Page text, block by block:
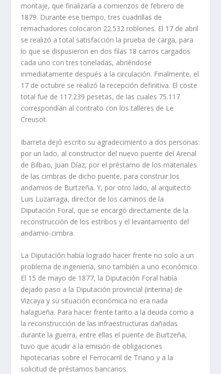
montaje, que finalizaría a comienzos de febrero de
1879. Durante ese tiempo, tres cuadrillas de
remachadores colocaron 22.532 roblones. El 17 de abril
se realizó a total satisfacción la prueba de carga, para
lo que se dispusieron en dos filas 18 carros cargados
cada uno con tres toneladas, abriéndose
inmediatamente después a la circulación. Finalmente, el
17 de octubre se realizó la recepción definitiva. El coste
total fue de 117.239 pesetas, de las cuales 75.117
correspondían al contrato con los talleres de Le
Creusot.
Ibarreta dejó escrito su agradecimiento a dos personas:
por un lado, al constructor del nuevo puente del Arenal
de Bilbao, Juan Díaz, por el préstamo de los materiales
de las cimbras de dicho puente, para construir los
andamios de Burtzeña. Y, por otro lado, al arquitecto
Luis Luzarraga, director de los caminos de la
Diputación Foral, que se encargó directamente de la
reconstrucción de los estribos y el levantamiento del
andamio-cimbra.
La Diputación había logrado hacer frente no solo a un
problema de ingeniería, sino también a uno económico.
El 15 de mayo de 1877, la Diputación Foral había
dejado paso a la Diputación provincial (interina) de
Vizcaya y su situación económica no era nada
halagüeña. Para hacer frente tanto a la deuda como a
la reconstrucción de las infraestructuras dañadas
durante la guerra, entre ellas el puente de Burtzeña,
tuvo que acudir a la emisión de obligaciones
hipotecarias sobre el Ferrocarril de Triano y a la
solicitud de préstamos bancarios.